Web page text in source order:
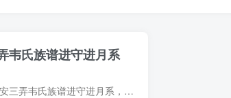
韦氏族谱进守进月系
族谱简介 广西河池都安三弄韦氏族谱进守进月系，2007年韦文耀等纂修，1册。谱奉西汉韩信为始祖。其子云际避祸改姓韦。二十一世斯明约于六朝时期落籍山东青州府益都县（今青州）鼓锣乡太平村演乐...